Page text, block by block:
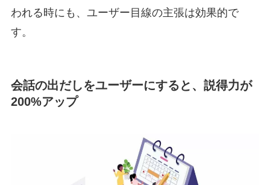
われる時にも、ユーザー目線の主張は効果的で
す。
会話の出だしをユーザーにすると、説得力が
200%アップ